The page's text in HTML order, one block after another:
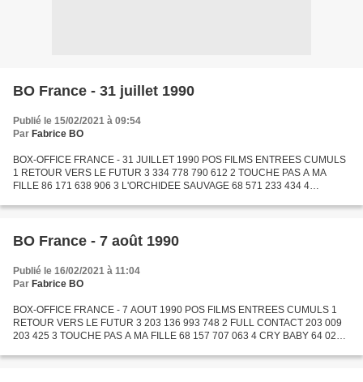
BO France - 31 juillet 1990
Publié le 15/02/2021 à 09:54
Par Fabrice BO
BOX-OFFICE FRANCE - 31 JUILLET 1990 POS FILMS ENTREES CUMULS
1 RETOUR VERS LE FUTUR 3 334 778 790 612 2 TOUCHE PAS A MA
FILLE 86 171 638 906 3 L'ORCHIDEE SAUVAGE 68 571 233 434 4
258 3 654...
BO France - 7 août 1990
Publié le 16/02/2021 à 11:04
Par Fabrice BO
BOX-OFFICE FRANCE - 7 AOUT 1990 POS FILMS ENTREES CUMULS 1
RETOUR VERS LE FUTUR 3 203 136 993 748 2 FULL CONTACT 203 009
203 425 3 TOUCHE PAS A MA FILLE 68 157 707 063 4 CRY BABY 64 028
SAUVAGE...